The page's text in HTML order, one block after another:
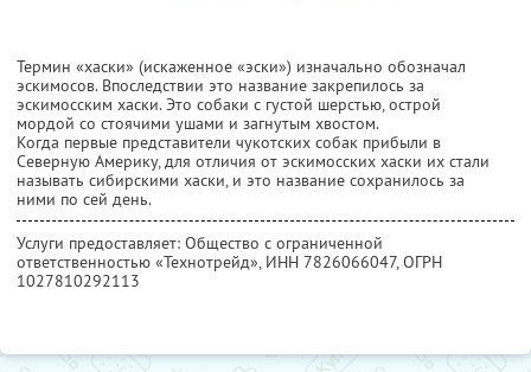
Термин «хаски» (искаженное «эски») изначально обозначал
эскимосов. Впоследствии это название закрепилось за
эскимосским хаски. Это собаки с густой шерстью, острой
мордой со стоячими ушами и загнутым хвостом.
Когда первые представители чукотских собак прибыли в
Северную Америку, для отличия от эскимосских хаски их стали
называть сибирскими хаски, и это название сохранилось за
ними по сей день.
Услуги предоставляет: Общество с ограниченной
ответственностью «Технотрейд», ИНН 7826066047, ОГРН
1027810292113